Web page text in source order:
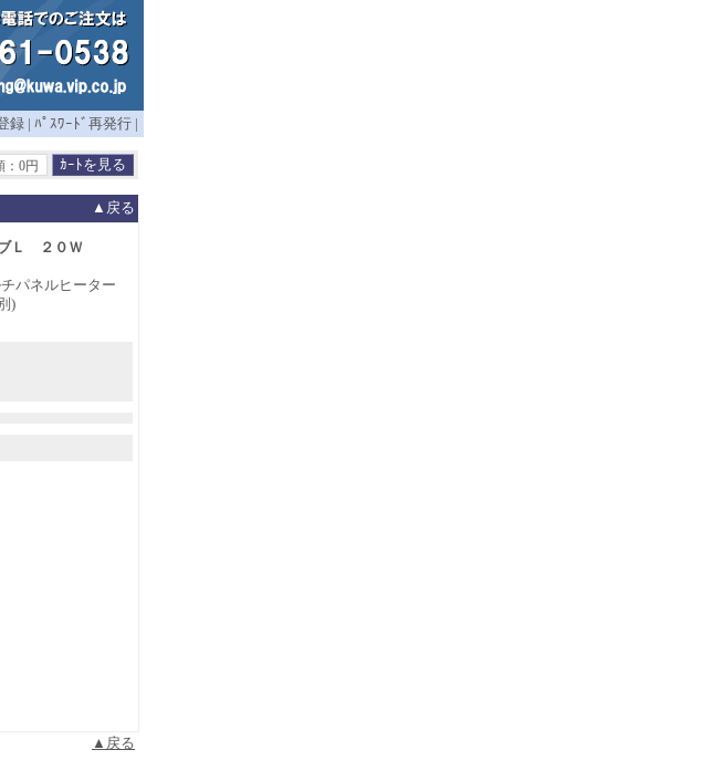
録 | ﾊﾟｽﾜｰﾄﾞ再発行 |
：0円
▲戻る
Ｌ ２０Ｗ
パネルヒーター
)
▲戻る